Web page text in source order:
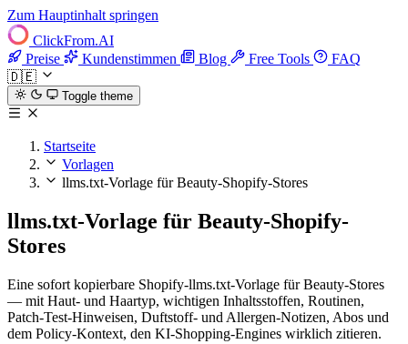
Zum Hauptinhalt springen
ClickFrom.AI
Preise
Kundenstimmen Blog Free Tools
FAQ
🇩🇪
Toggle theme
Startseite
Vorlagen
llms.txt-Vorlage für Beauty-Shopify-Stores
llms.txt-Vorlage für Beauty-Shopify-
Stores
Eine sofort kopierbare Shopify-llms.txt-Vorlage für Beauty-Stores
— mit Haut- und Haartyp, wichtigen Inhaltsstoffen, Routinen,
Patch-Test-Hinweisen, Duftstoff- und Allergen-Notizen, Abos und
dem Policy-Kontext, den KI-Shopping-Engines wirklich zitieren.